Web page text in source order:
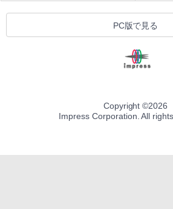
PC版で見る
Copyright ©2026
Impress Corporation. All